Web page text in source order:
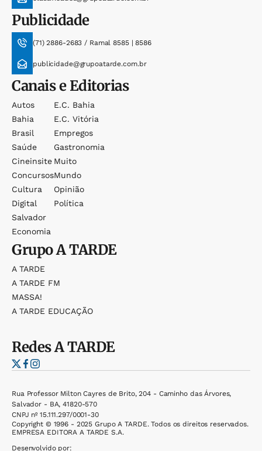
Publicidade
(71) 2886-2683 / Ramal 8585 | 8586
publicidade@grupoatarde.com.br
Canais e Editorias
Autos
Bahia
Brasil
Saúde
Cineinsite
Concursos
Cultura
Digital
Salvador
Economia
E.c. Bahia
E.c. Vitória
Empregos
Gastronomia
Muito
Mundo
Opinião
Política
GrupoA TARDE
A TARDE
A TARDE FM
MASSA!
A TARDE EDUCAÇÃO
RedesA TARDE
Rua Professor Milton Cayres de Brito, 204 - Caminho das Árvores,
Salvador - BA, 41820-570
CNPJ nº 15.111.297/0001-30
Copyright © 1996 - 2025 Grupo A TARDE. Todos os direitos reservados.
EMPRESA EDITORA A TARDE S.A.
Desenvolvido por: